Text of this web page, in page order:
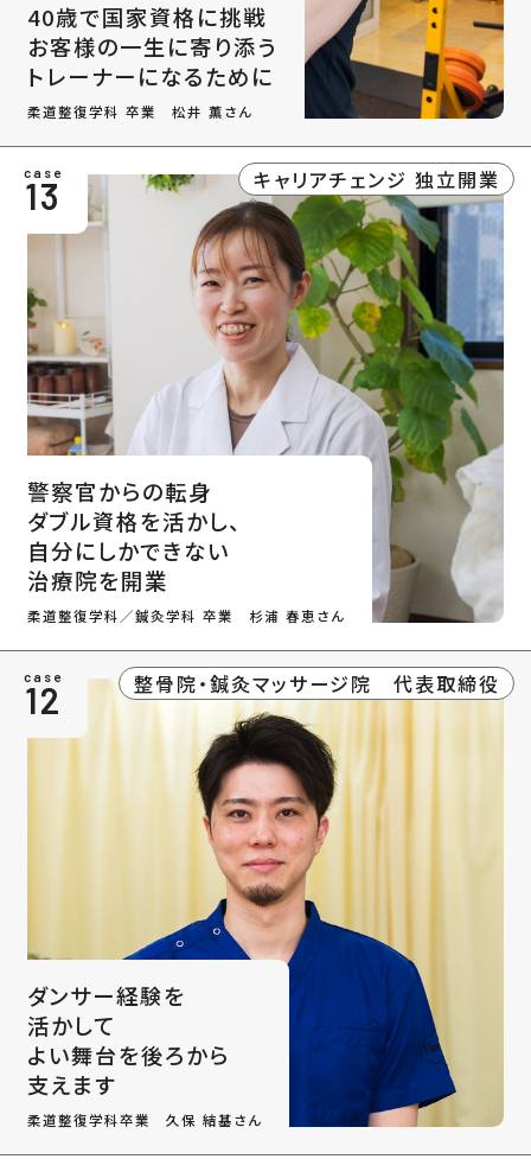
40歳で国家資格に挑戦
お客様の一生に寄り添う
トレーナーになるために
柔道整復学科 卒業 松井 薫さん
case
13 キャリアチェンジ 独立開業
警察官からの転身
ダブル資格を活かし、
自分にしかできない
治療院を開業
柔道整復学科／鍼灸学科 卒業 杉浦 春恵さん
case
12 整骨院・鍼灸マッサージ院 代表取締役
ダンサー経験を
活かして
よい舞台を後ろから
支えます
柔道整復学科卒業 久保 結基さん